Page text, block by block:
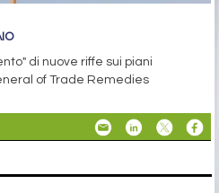
di nuove riffe sui piani
of Trade Remedies